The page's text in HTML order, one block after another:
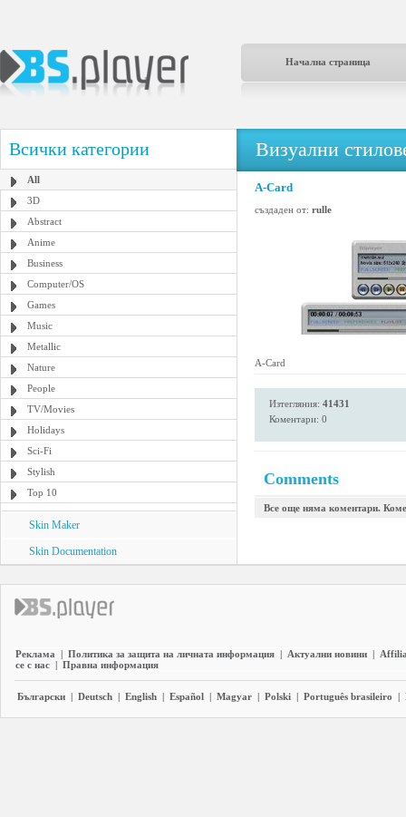
Начална страница
Всички категории
All
3D
Abstract
Anime
Business
Computer/OS
Games
Music
Metallic
Nature
People
TV/Movies
Holidays
Sci-Fi
Stylish
Top 10
Skin Maker
Skin Documentation
Визуални
A-Card
създаден от: rulle
A-Card
Изтегляния: 41431
Коментари: 0
Comments
Все още няма коментари.
Реклама | Политика за защита на личната информация | Актуални новини |
се с нас | Правна информация
Български | Deutsch | English | Español | Magyar | Polski | Português brasileiro |